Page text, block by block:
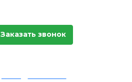
Заказать звонок